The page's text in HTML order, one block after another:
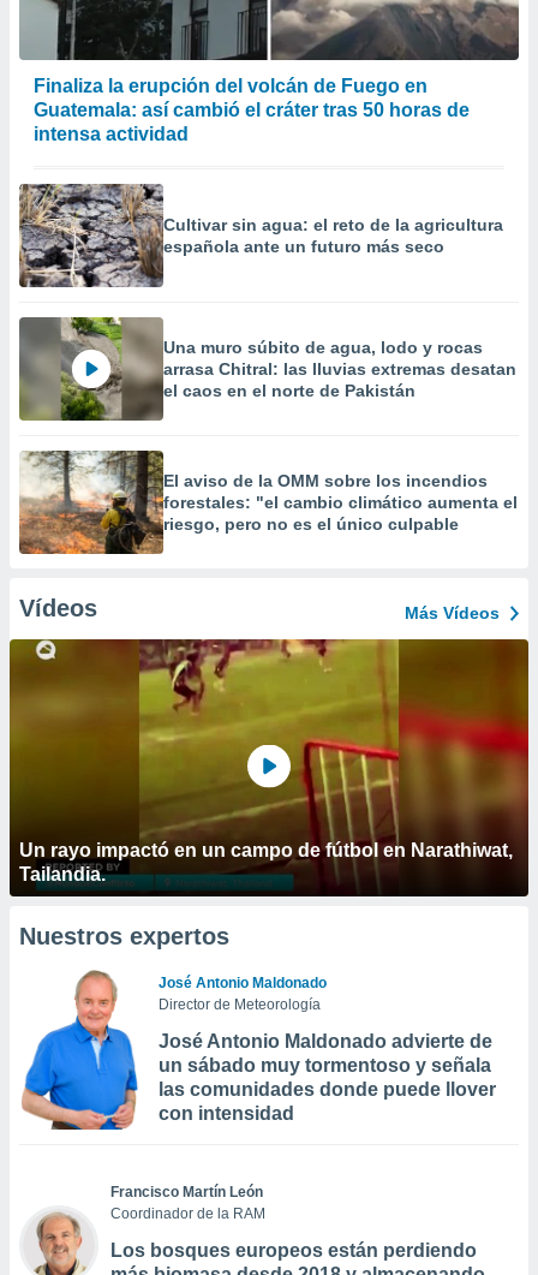
Finaliza la erupción del volcán de Fuego en
Guatemala: así cambió el cráter tras 50 horas de
intensa actividad
Cultivar sin agua: el reto de la agricultura
española ante un futuro más seco
Una muro súbito de agua, lodo y rocas
arrasa Chitral: las lluvias extremas desatan
el caos en el norte de Pakistán
El aviso de la OMM sobre los incendios
forestales: "el cambio climático aumenta el
riesgo, pero no es el único culpable
Vídeos Más Vídeos
Un rayo impactó en un campo de fútbol en Narathiwat,
Tailandia.
Nuestros expertos
José Antonio Maldonado
Director de Meteorología
José Antonio Maldonado advierte de
un sábado muy tormentoso y señala
las comunidades donde puede llover
con intensidad
Francisco Martín León
Coordinador de la RAM
Los bosques europeos están perdiendo